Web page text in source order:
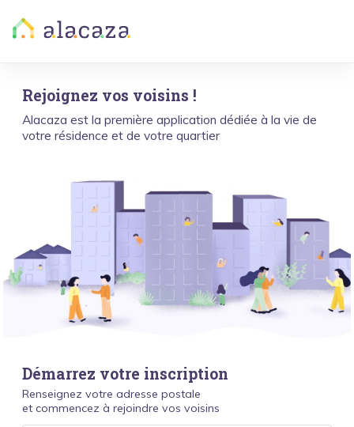
Rejoignez vos voisins !
Alacaza est la première application dédiée à la vie de
votre résidence et de votre quartier
Démarrez votre inscription
Renseignez votre adresse postale
et commencez à rejoindre vos voisins